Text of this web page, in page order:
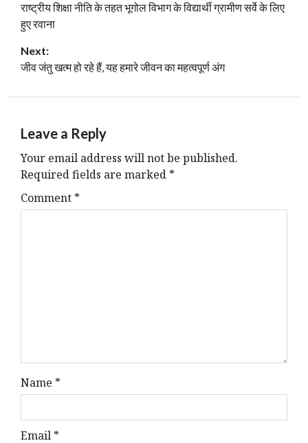
o
s
t
a
v
i
g
n
राष्ट्रीय शिक्षा नीति के तहत भूगोल विभाग के विद्यार्थी ग्रामीण सर्वे के लिए
हुए रवाना
Next:
जीव जंतु खत्म हो रहे हैं, यह हमारे जीवन का महत्वपूर्ण अंग
Leave a Reply
Your email address will not be published.
Required fields are marked *
Comment *
Name *
Email *